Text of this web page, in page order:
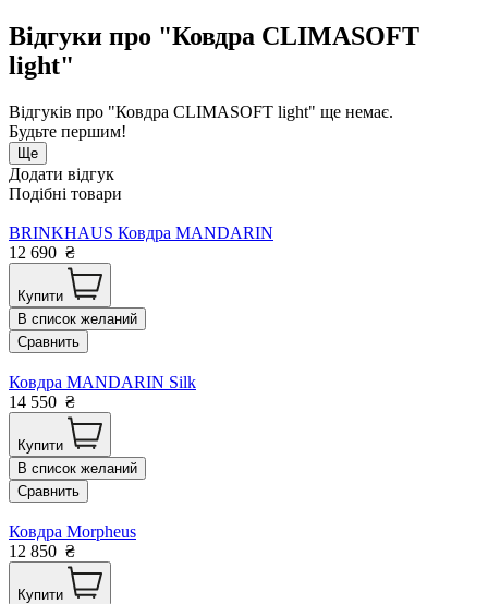
Відгуки про "Ковдра CLIMASOFT
light"
Відгуків про "Ковдра CLIMASOFT light" ще немає.
Будьте першим!
Ще
Додати відгук
Подібні товари
BRINKHAUS Ковдра MANDARIN
12 690 ₴
Купити
В список желаний
Сравнить
Ковдра MANDARIN Silk
14 550 ₴
Купити
В список желаний
Сравнить
Ковдра Morpheus
12 850 ₴
Купити